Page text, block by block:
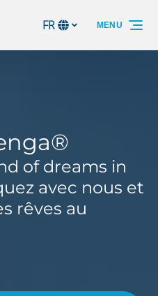
Sélectionnez
votre
FR MENU
of dreams in
avec nous et
rêves au